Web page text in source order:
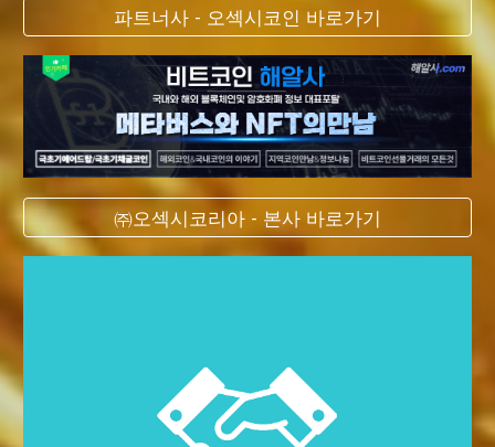
파트너사 - 오섹시코인 바로가기
㈜오섹시코리아 - 본사 바로가기